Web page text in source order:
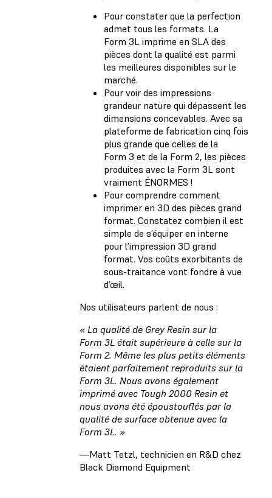
Pour constater que la perfection
admet tous les formats. La
Form 3L imprime en SLA des
pièces dont la qualité est parmi
les meilleures disponibles sur le
marché.
Pour voir des impressions
grandeur nature qui dépassent les
dimensions concevables. Avec sa
plateforme de fabrication cinq fois
plus grande que celles de la
Form 3 et de la Form 2, les pièces
produites avec la Form 3L sont
vraiment ÉNORMES !
Pour comprendre comment
imprimer en 3D des pièces grand
format. Constatez combien il est
simple de s’équiper en interne
pour l’impression 3D grand
format. Vos coûts exorbitants de
sous-traitance vont fondre à vue
d’œil.
Nos utilisateurs parlent de nous :
« La qualité de Grey Resin sur la
Form 3L était supérieure à celle sur la
Form 2. Même les plus petits éléments
étaient parfaitement reproduits sur la
Form 3L. Nous avons également
imprimé avec Tough 2000 Resin et
nous avons été époustouflés par la
qualité de surface obtenue avec la
Form 3L. »
—Matt Tetzl, technicien en R&D chez
Black Diamond Equipment